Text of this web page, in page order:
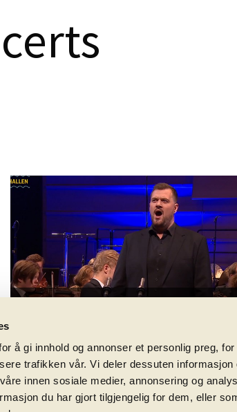
å gi innhold og annonser et personlig preg,
trafikken vår. Vi deler dessuten
innen sosiale medier, annonsering og
du har gjort tilgjengelig for dem, eller